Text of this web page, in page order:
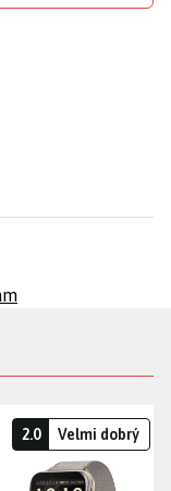
2.0 Velmi dobrý